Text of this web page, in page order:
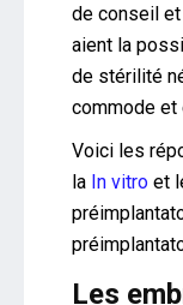
de conseil
aient la
de stérilité
commode et
Voici les
la In vitro et
Les